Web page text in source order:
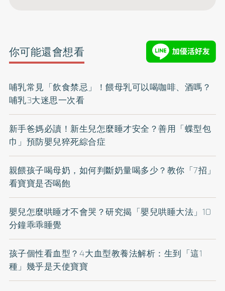
你可能還會想看
哺乳常見「飲食禁忌」！餵母乳可以喝咖啡、酒嗎？
哺乳3大迷思一次看
新手爸媽必讀！新生兒怎麼睡才安全？善用「蝶型包
巾」預防嬰兒猝死綜合症
親餵孩子喝母奶，如何判斷奶量喝多少？教你「7招」
看寶寶是否喝飽
嬰兒怎麼哄睡才不會哭？研究揭「嬰兒哄睡大法」10
分鐘乖乖睡覺
孩子個性看血型？4大血型教養法解析：生到「這1
種」幾乎是天使寶寶